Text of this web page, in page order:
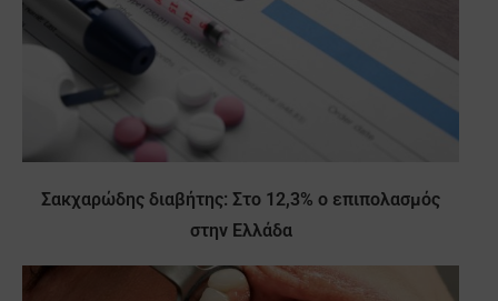
Σακχαρώδης διαβήτης: Στο 12,3% ο επιπολασμός
στην Ελλάδα